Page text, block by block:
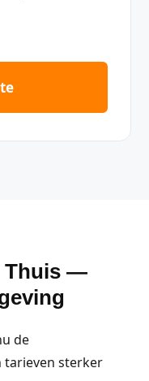
Thuis —
de
tarieven sterker